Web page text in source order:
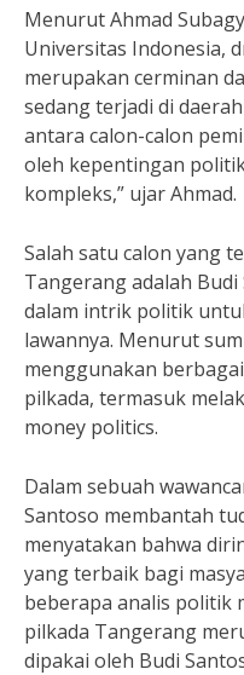
Menurut Ahmad
Universitas Indonesia,
merupakan cerminan
sedang terjadi di
antara calon-calon
oleh kepentingan
kompleks,” ujar Ahmad.
Salah satu calon yang
Tangerang adalah
dalam intrik politik
lawannya. Menurut
menggunakan
pilkada, termasuk
money politics.
Dalam sebuah
Santoso membantah
menyatakan bahwa
yang terbaik bagi
beberapa analis politik
pilkada Tangerang
dipakai oleh Budi